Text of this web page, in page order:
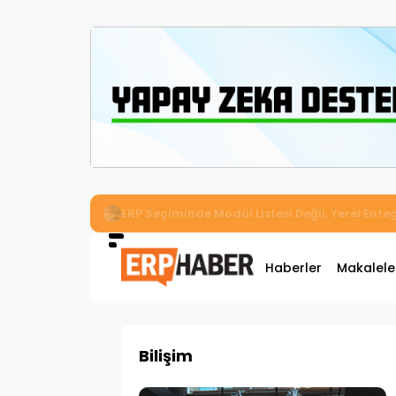
İkizler Aydınlatma, Workcube ERP ile
Haberler
Bilişim